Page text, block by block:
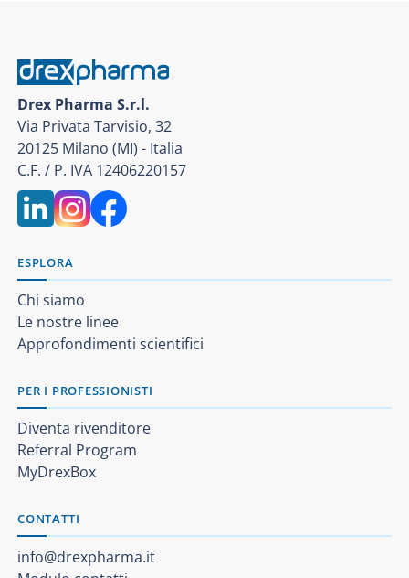
Drex Pharma S.r.l.
Via Privata Tarvisio, 32
20125 Milano (MI) - Italia
C.F. / P. IVA 12406220157
ESPLORA
Chi siamo
Le nostre linee
Approfondimenti scientifici
PER I PROFESSIONISTI
Diventa rivenditore
Referral Program
MyDrexBox
CONTATTI
info@drexpharma.it